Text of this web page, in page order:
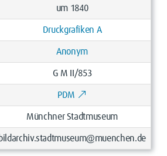
um 1840
Druckgrafiken A
Anonym
G M II/853
PDM
Münchner Stadtmuseum
bildarchiv.stadtmuseum@muenchen.de